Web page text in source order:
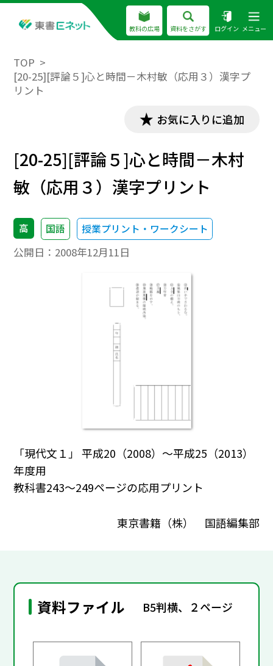
教科の広場 資料をさがす ログイン メニュー
TOP
[20-25][評論５]心と時間－木村敏（応用３）漢字プ
リント
お気に入りに追加
[20-25][評論５]心と時間－木村
敏（応用３）漢字プリント
高 国語 授業プリント・ワークシート
公開日： 2008年12月11日
「現代文１」 平成20（2008）～平成25（2013）
年度用
教科書243～249ページの応用プリント
東京書籍（株） 国語編集部
資料ファイル B5判横、２ページ